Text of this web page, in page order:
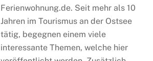
Ferienwohnung.de. Seit mehr als 10
Jahren im Tourismus an der Ostsee
tätig, begegnen einem viele
interessante Themen, welche hier